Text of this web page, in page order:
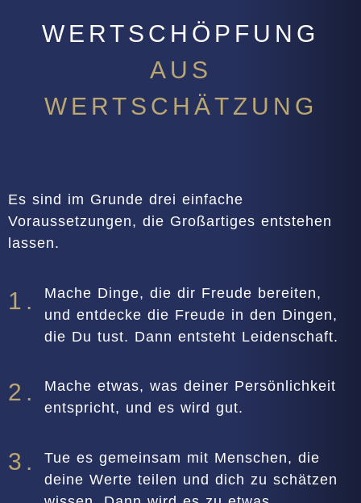
WERTSCHÖPFUNG
AUS
WERTSCHÄTZUNG
Es sind im Grunde drei einfache
Voraussetzungen, die Großartiges entstehen
lassen.
1.
Mache Dinge, die dir Freude bereiten,
und entdecke die Freude in den Dingen,
die Du tust. Dann entsteht Leidenschaft.
2.
Mache etwas, was deiner Persönlichkeit
entspricht, und es wird gut.
3.
Tue es gemeinsam mit Menschen, die
deine Werte teilen und dich zu schätzen